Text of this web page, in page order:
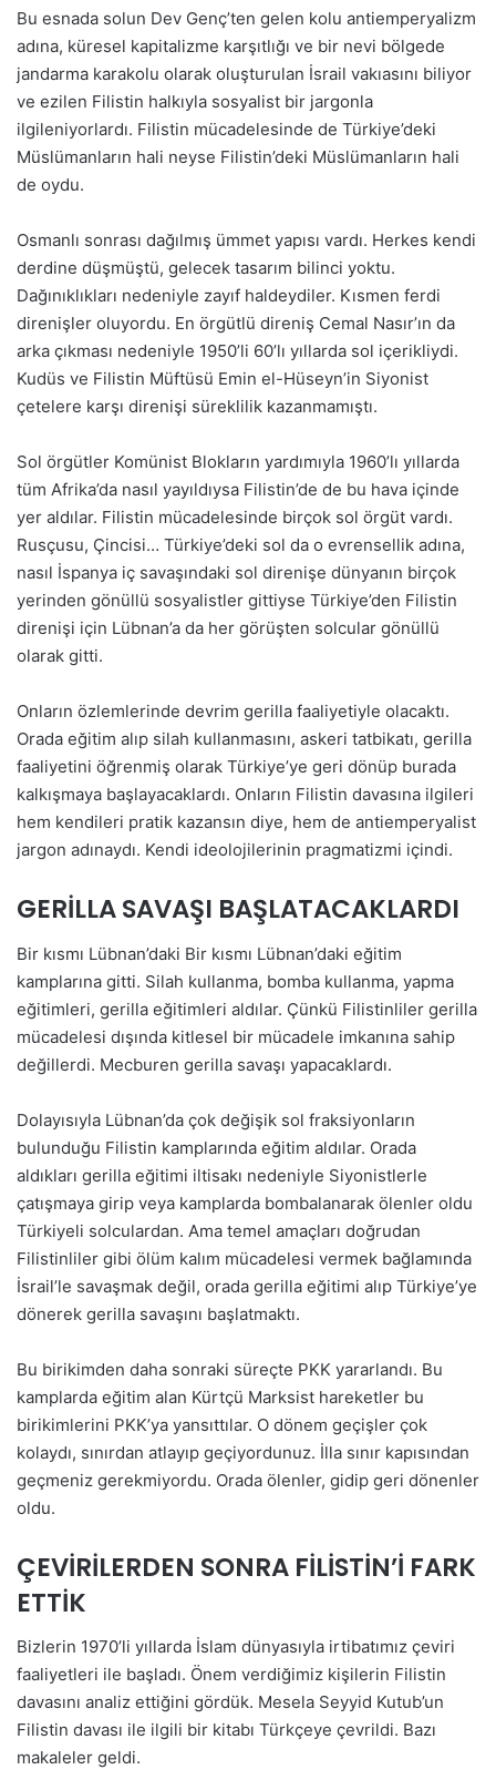
Bu esnada solun Dev Genç’ten gelen kolu antiemperyalizm
adına, küresel kapitalizme karşıtlığı ve bir nevi bölgede
jandarma karakolu olarak oluşturulan İsrail vakıasını biliyor
ve ezilen Filistin halkıyla sosyalist bir jargonla
ilgileniyorlardı. Filistin mücadelesinde de Türkiye’deki
Müslümanların hali neyse Filistin’deki Müslümanların hali
de oydu.
Osmanlı sonrası dağılmış ümmet yapısı vardı. Herkes kendi
derdine düşmüştü, gelecek tasarım bilinci yoktu.
Dağınıklıkları nedeniyle zayıf haldeydiler. Kısmen ferdi
direnişler oluyordu. En örgütlü direniş Cemal Nasır’ın da
arka çıkması nedeniyle 1950’li 60’lı yıllarda sol içerikliydi.
Kudüs ve Filistin Müftüsü Emin el-Hüseyn’in Siyonist
çetelere karşı direnişi süreklilik kazanmamıştı.
Sol örgütler Komünist Blokların yardımıyla 1960’lı yıllarda
tüm Afrika’da nasıl yayıldıysa Filistin’de de bu hava içinde
yer aldılar. Filistin mücadelesinde birçok sol örgüt vardı.
Rusçusu, Çincisi… Türkiye’deki sol da o evrensellik adına,
nasıl İspanya iç savaşındaki sol direnişe dünyanın birçok
yerinden gönüllü sosyalistler gittiyse Türkiye’den Filistin
direnişi için Lübnan’a da her görüşten solcular gönüllü
olarak gitti.
Onların özlemlerinde devrim gerilla faaliyetiyle olacaktı.
Orada eğitim alıp silah kullanmasını, askeri tatbikatı, gerilla
faaliyetini öğrenmiş olarak Türkiye’ye geri dönüp burada
kalkışmaya başlayacaklardı. Onların Filistin davasına ilgileri
hem kendileri pratik kazansın diye, hem de antiemperyalist
jargon adınaydı. Kendi ideolojilerinin pragmatizmi içindi.
GERİLLA SAVAŞI BAŞLATACAKLARDI
Bir kısmı Lübnan’daki Bir kısmı Lübnan’daki eğitim
kamplarına gitti. Silah kullanma, bomba kullanma, yapma
eğitimleri, gerilla eğitimleri aldılar. Çünkü Filistinliler gerilla
mücadelesi dışında kitlesel bir mücadele imkanına sahip
değillerdi. Mecburen gerilla savaşı yapacaklardı.
Dolayısıyla Lübnan’da çok değişik sol fraksiyonların
bulunduğu Filistin kamplarında eğitim aldılar. Orada
aldıkları gerilla eğitimi iltisakı nedeniyle Siyonistlerle
çatışmaya girip veya kamplarda bombalanarak ölenler oldu
Türkiyeli solculardan. Ama temel amaçları doğrudan
Filistinliler gibi ölüm kalım mücadelesi vermek bağlamında
İsrail’le savaşmak değil, orada gerilla eğitimi alıp Türkiye’ye
dönerek gerilla savaşını başlatmaktı.
Bu birikimden daha sonraki süreçte PKK yararlandı. Bu
kamplarda eğitim alan Kürtçü Marksist hareketler bu
birikimlerini PKK’ya yansıttılar. O dönem geçişler çok
kolaydı, sınırdan atlayıp geçiyordunuz. İlla sınır kapısından
geçmeniz gerekmiyordu. Orada ölenler, gidip geri dönenler
oldu.
ÇEVİRİLERDEN SONRA FİLİSTİN’İ FARK
ETTİK
Bizlerin 1970’li yıllarda İslam dünyasıyla irtibatımız çeviri
faaliyetleri ile başladı. Önem verdiğimiz kişilerin Filistin
davasını analiz ettiğini gördük. Mesela Seyyid Kutub’un
Filistin davası ile ilgili bir kitabı Türkçeye çevrildi. Bazı
makaleler geldi.